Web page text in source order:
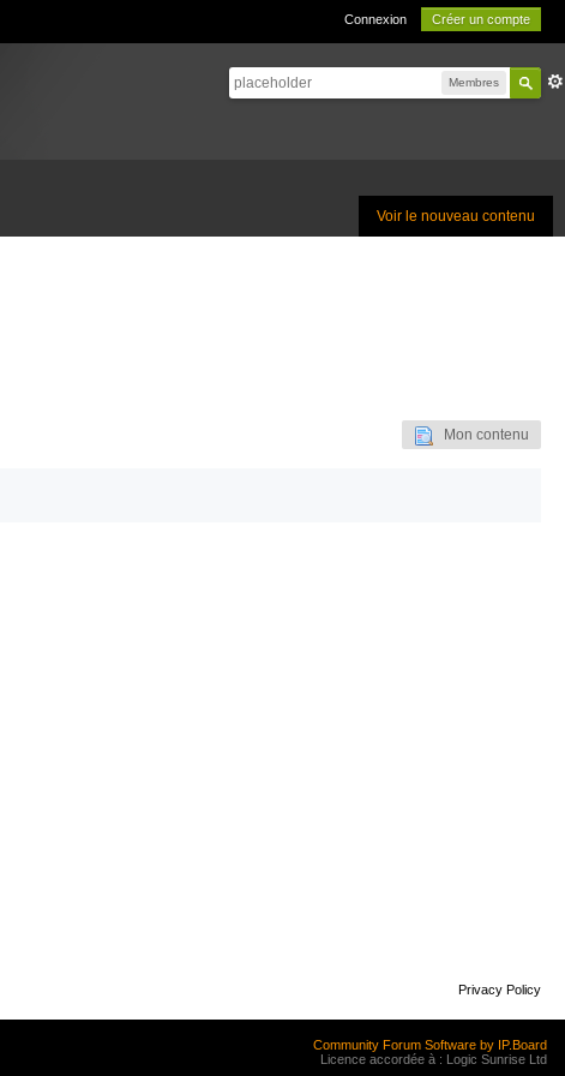
Connexion Créer un compte
Membres
Voir le nouveau contenu
Mon contenu
Privacy Policy
Community Forum Software by IP.Board
Licence accordée à : Logic Sunrise Ltd